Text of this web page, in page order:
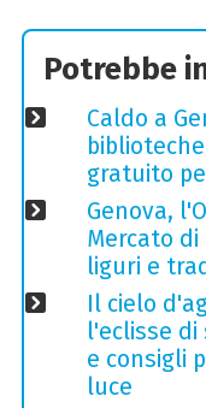
Potrebbe
Caldo a
gratuito
Genova,
Mercato di
liguri e
Il cielo
l'eclisse di
e consigli
luce